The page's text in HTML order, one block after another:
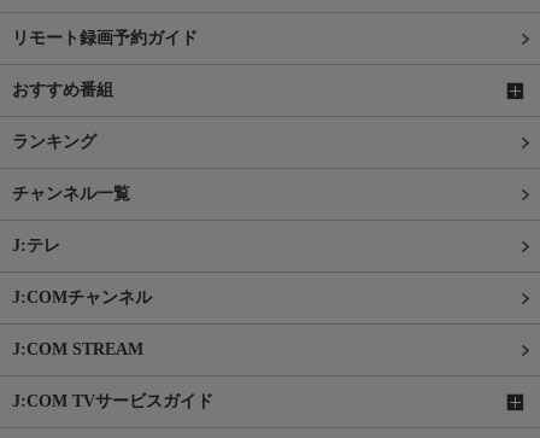
リモート録画予約ガイド
おすすめ番組
ランキング
チャンネル一覧
J:テレ
J:COMチャンネル
J:COM STREAM
J:COM TVサービスガイド